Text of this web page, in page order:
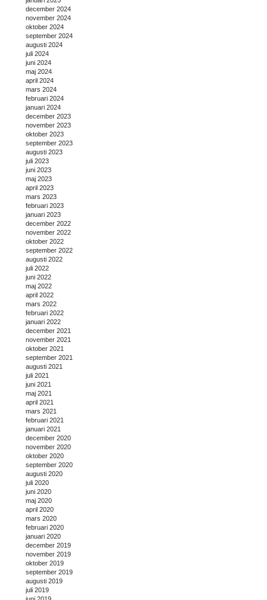
december 2024
november 2024
oktober 2024
september 2024
augusti 2024
juli 2024
juni 2024
maj 2024
april 2024
mars 2024
februari 2024
januari 2024
december 2023
november 2023
oktober 2023
september 2023
augusti 2023
juli 2023
juni 2023
maj 2023
april 2023
mars 2023
februari 2023
januari 2023
december 2022
november 2022
oktober 2022
september 2022
augusti 2022
juli 2022
juni 2022
maj 2022
april 2022
mars 2022
februari 2022
januari 2022
december 2021
november 2021
oktober 2021
september 2021
augusti 2021
juli 2021
juni 2021
maj 2021
april 2021
mars 2021
februari 2021
januari 2021
december 2020
november 2020
oktober 2020
september 2020
augusti 2020
juli 2020
juni 2020
maj 2020
april 2020
mars 2020
februari 2020
januari 2020
december 2019
november 2019
oktober 2019
september 2019
augusti 2019
juli 2019